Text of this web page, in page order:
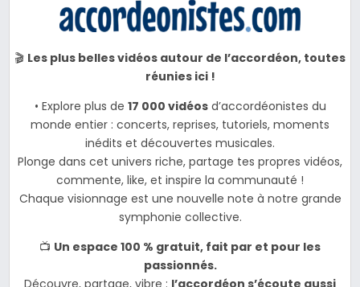
🎬 Les plus belles vidéos autour de l’accordéon, toutes
réunies ici !
• Explore plus de 17 000 vidéosd’accordéonistes du
monde entier : concerts, reprises, tutoriels, moments
inédits et découvertes musicales.
Plonge dans cet univers riche, partage tes propres vidéos,
commente, like, et inspire la communauté !
Chaque visionnage est une nouvelle note à notre grande
symphonie collective.
📺 Un espace 100 % gratuit, fait par et pour les
passionnés.
Découvre, partage, vibre : l’accordéon s’écoute aussi